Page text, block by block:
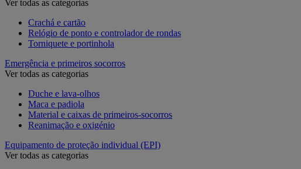
Ver todas as categorias
Crachá e cartão
Relógio de ponto e controlador de rondas
Torniquete e portinhola
Emergência e primeiros socorros
Ver todas as categorias
Duche e lava-olhos
Maca e padiola
Material e caixas de primeiros-socorros
Reanimação e oxigénio
Equipamento de proteção individual (EPI)
Ver todas as categorias